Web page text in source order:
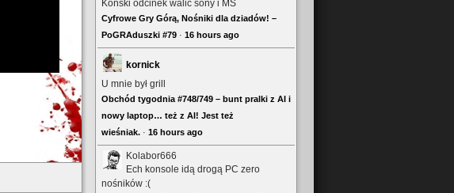
Koński odcinek walić sony i MS
Cyfrowe Gry Górą, Nośniki dla dziadów! –
PoGRAduszki #79 · 16 hours ago
kornick
U mnie był grill
Obchód tygodnia #748/749 – bunt pralki z AI i
nowy laptop… też z AI! Jest też
wieśniak. · 16 hours ago
Kolabor666
Ech konsole idą drogą PC zero
nośników :(